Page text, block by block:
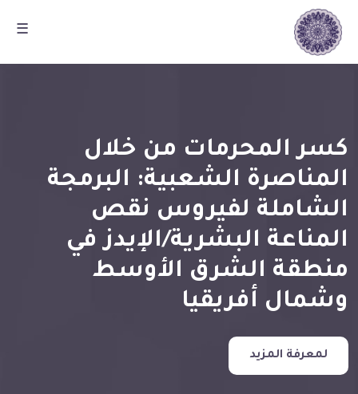
☰
كسر المحرمات من خلال
المناصرة الشعبية: البرمجة
الشاملة لفيروس نقص
المناعة البشرية/الإيدز في
منطقة الشرق الأوسط
وشمال أفريقيا
لمعرفة المزيد